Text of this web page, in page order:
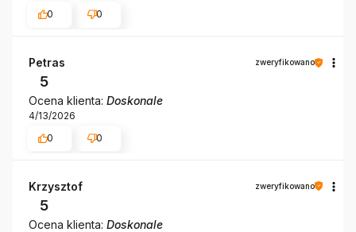
0
0
Petras zweryfikowano
5
Ocena klienta: Doskonale
4/13/2026
0
0
Krzysztof zweryfikowano
5
Ocena klienta: Doskonale